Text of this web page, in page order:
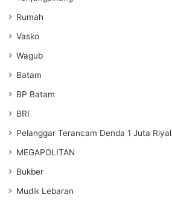
Rumah
Vasko
Wagub
Batam
BP Batam
BRI
Pelanggar Terancam Denda 1 Juta Riyal
MEGAPOLITAN
Bukber
Mudik Lebaran